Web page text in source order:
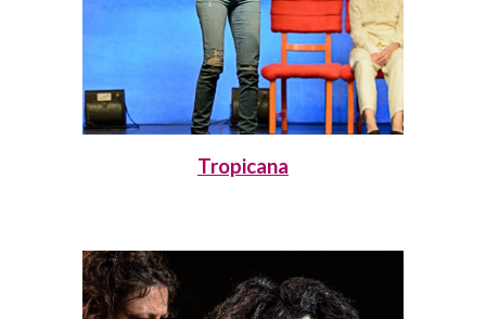
Tropicana